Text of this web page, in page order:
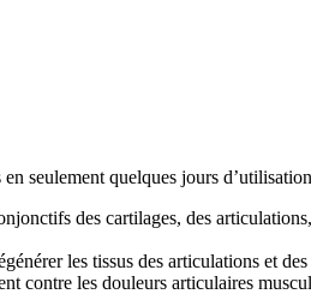
seulement quelques jours
des cartilages, des
les tissus des articulations et
contre les douleurs articulaires